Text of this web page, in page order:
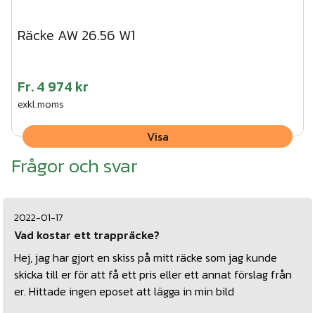
Räcke AW 26.56 W1
Fr.4 974 kr
exkl.moms
Visa
Frågor och svar
2022-01-17
Vad kostar ett trappräcke?
Hej, jag har gjort en skiss på mitt räcke som jag kunde
skicka till er för att få ett pris eller ett annat förslag från
er. Hittade ingen eposet att lägga in min bild